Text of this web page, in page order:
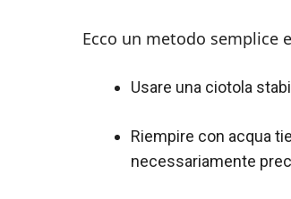
Ecco un metodo semplice
Usare una ciotola
Riempire con acqua
necessariamente